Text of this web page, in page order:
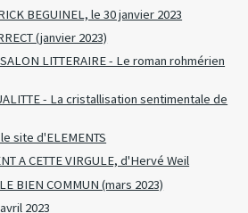
BEGUINEL, le 30 janvier 2023
(janvier 2023)
LITTERAIRE - Le roman rohmérien
- La cristallisation sentimentale de
site d'ELEMENTS
A CETTE VIRGULE, d'Hervé Weil
BIEN COMMUN (mars 2023)
2023